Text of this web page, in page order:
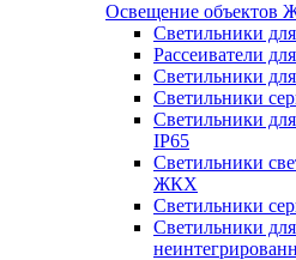
Освещение объектов
Светильники
Рассеиватели
Светильники
Светильники
Светильники
IP65
Светильники
ЖКХ
Светильники
Светильники